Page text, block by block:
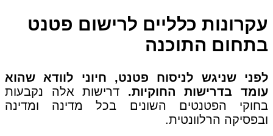
עקרונות כלליים לרישום פטנט
בתחום התוכנה
לפני שניגש לניסוח פטנט, חיוני לוודא שהוא
עומד בדרישות החוקיות. דרישות אלה נקבעות
בחוקי הפטנטים השונים בכל מדינה ומדינה
ובפסיקה הרלוונטית.